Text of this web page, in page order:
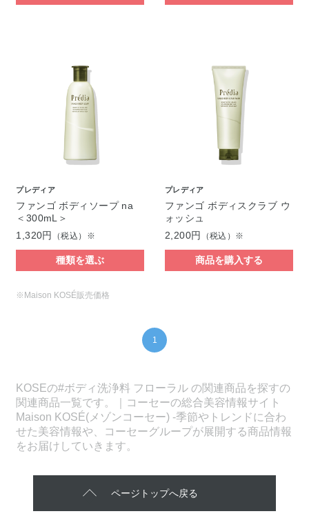
プレディア
ファンゴ ボディソープ na
＜300mL＞
1,320円
（税込）※
種類を選ぶ
プレディア
ファンゴ ボディスクラブ ウ
ォッシュ
2,200円
（税込）※
商品を購入する
※Maison KOSÉ販売価格
1
KOSEの#ボディ洗浄料 フローラル の関連商品を探すの
関連商品一覧です。｜コーセーの総合美容情報サイト
Maison KOSÉ(メゾンコーセー) -季節やトレンドに合わ
せた美容情報や、コーセーグループが展開する商品情報
をお届けしていきます。
ページトップへ戻る